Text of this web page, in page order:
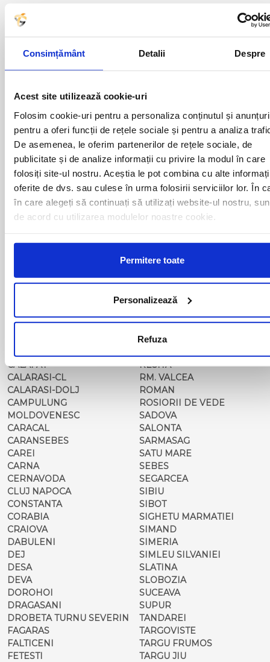
Consimțământ Detalii Despre
Acest site utilizează cookie-uri
Folosim cookie-uri pentru a personaliza conținutul și
pentru a oferi funcții de rețele sociale și pentru a analiza
De asemenea, le oferim partenerilor de rețele sociale, de
publicitate și de analize informații cu privire la modul în care
folosiți site-ul nostru. Aceștia le pot combina cu alte
oferite de dvs. sau culese în urma folosirii serviciilor lor. În
în care alegeți să continuați să utilizați website-ul nostru,
de acord cu utilizarea modulelor noastre cookie.
Permitere toate
Personalizează
Refuza
Curse din Romania catre
TORTONA:
ACAS
AIUD
ALESD
ALEXANDRIA
BACAU
BAIA MARE
BAILE HERCULANE
BAILESTI
BALS-IS
BALS-OT
BARCA
BISTRITA
BRAILA
BRASOV
BUZAU
CALAFAT
CALARASI-CL
CALARASI-DOLJ
CAMPULUNG
MOLDOVENESC
CARACAL
CARANSEBES
CAREI
CARNA
CERNAVODA
CLUJ NAPOCA
CONSTANTA
CORABIA
CRAIOVA
DABULENI
DEJ
DESA
DEVA
DOROHOI
DRAGASANI
DROBETA TURNU SEVERIN
FAGARAS
FALTICENI
FETESTI
LUGOJ
MEDGIDIA
MIZIL
MOINESTI
MOTCA
NUSFALAU
OLTENITA
ONESTI
ORADEA
ORSOVA
PASCANI
PERICEI
PISCU VECHI
PITESTI
PODARI
POIANA MARE
RADOVAN
RAST
RESITA
RM. VALCEA
ROMAN
ROSIORII DE VEDE
SADOVA
SALONTA
SARMASAG
SATU MARE
SEBES
SEGARCEA
SIBIU
SIBOT
SIGHETU MARMATIEI
SIMAND
SIMERIA
SIMLEU SILVANIEI
SLATINA
SLOBOZIA
SUCEAVA
SUPUR
TANDAREI
TARGOVISTE
TARGU FRUMOS
TARGU JIU